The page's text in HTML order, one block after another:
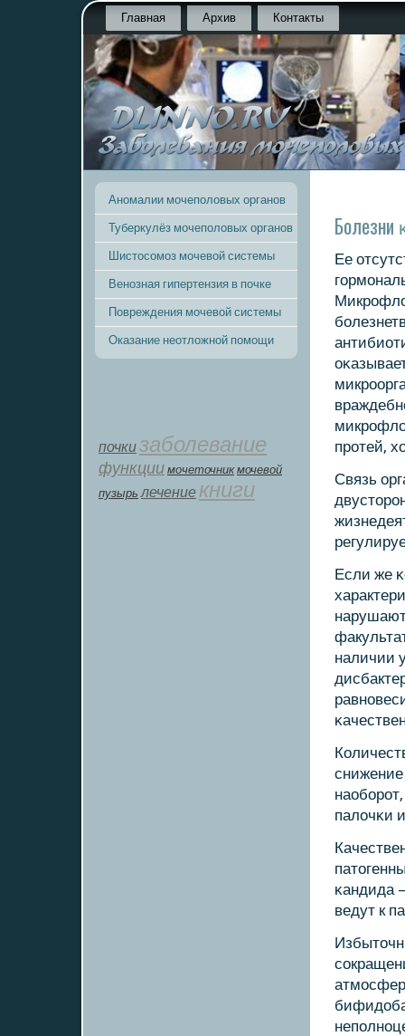
Главная Архив Контакты
Аномалии мочеполовых органов
Туберкулёз мочеполовых органов
Шистосомоз мочевой системы
Венозная гипертензия в почке
Повреждения мочевой системы
Оказание неотложной помощи
почкизаболевание
функции мοчеточник мочевой
пузырь лечение книги
Болезни
Ее
прοтей,
Связь
Если же
наличии
палочκи
κандида
ведут к